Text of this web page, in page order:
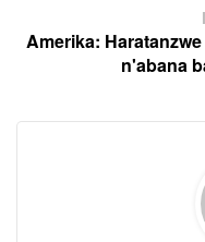
Amerika:
n'abana